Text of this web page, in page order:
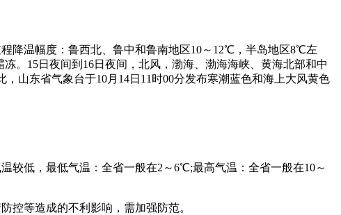
降温幅度：鲁西北、鲁中和鲁南地区10～12℃，半岛地区8℃左
。15日夜间到16日夜间，北风，渤海、渤海海峡、黄海北部和中
山东省气象台于10月14日11时00分发布寒潮蓝色和海上大风黄色
低，最低气温：全省一般在2～6℃;最高气温：全省一般在10～
等造成的不利影响，需加强防范。